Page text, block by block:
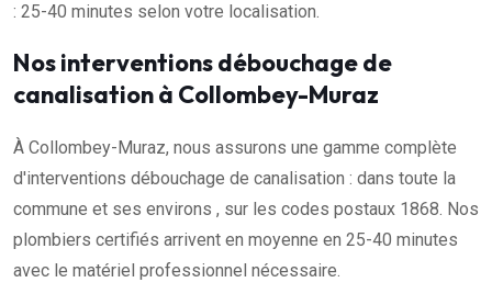
: 25-40 minutes selon votre localisation.
Nos interventions débouchage de
canalisation à Collombey-Muraz
À Collombey-Muraz, nous assurons une gamme complète
d'interventions débouchage de canalisation : dans toute la
commune et ses environs , sur les codes postaux 1868. Nos
plombiers certifiés arrivent en moyenne en 25-40 minutes
avec le matériel professionnel nécessaire.